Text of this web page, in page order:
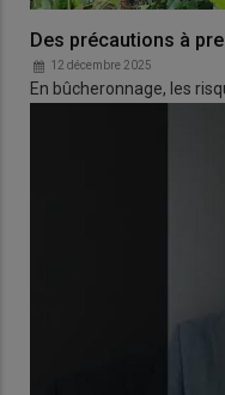
Des précautions à
12 décembre 2025
En bûcheronnage, les